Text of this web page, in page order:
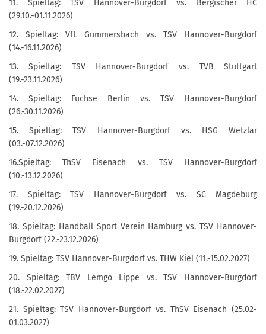
11. Spieltag: TSV Hannover-Burgdorf vs. Bergischer HC
(29.10.-01.11.2026)
12. Spieltag: VfL Gummersbach vs. TSV Hannover-Burgdorf
(14.-16.11.2026)
13. Spieltag: TSV Hannover-Burgdorf vs. TVB Stuttgart
(19.-23.11.2026)
14. Spieltag: Füchse Berlin vs. TSV Hannover-Burgdorf
(26.-30.11.2026)
15. Spieltag: TSV Hannover-Burgdorf vs. HSG Wetzlar
(03.-07.12.2026)
16.Spieltag: ThSV Eisenach vs. TSV Hannover-Burgdorf
(10.-13.12.2026)
17. Spieltag: TSV Hannover-Burgdorf vs. SC Magdeburg
(19.-20.12.2026)
18. Spieltag: Handball Sport Verein Hamburg vs. TSV Hannover-
Burgdorf (22.-23.12.2026)
19. Spieltag: TSV Hannover-Burgdorf vs. THW Kiel (11.-15.02.2027)
20. Spieltag: TBV Lemgo Lippe vs. TSV Hannover-Burgdorf
(18.-22.02.2027)
21. Spieltag: TSV Hannover-Burgdorf vs. ThSV Eisenach (25.02-
01.03.2027)